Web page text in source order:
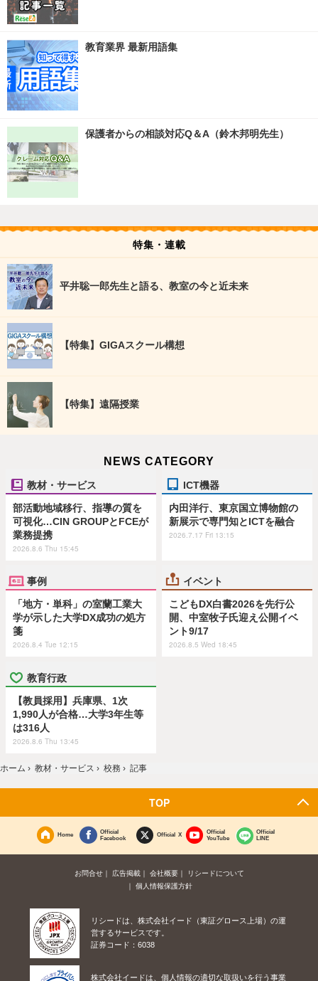
教育業界 最新用語集
保護者からの相談対応Q＆A（鈴木邦明先生）
特集・連載
平井聡一郎先生と語る、教室の今と近未来
【特集】GIGAスクール構想
【特集】遠隔授業
NEWS CATEGORY
教材・サービス
部活動地域移行、指導の質を
可視化…CIN GROUPとFCEが
業務提携
2026.8.6 Thu 15:45
ICT機器
内田洋行、東京国立博物館の
新展示で専門知とICTを融合
2026.7.17 Fri 13:15
事例
「地方・単科」の室蘭工業大
学が示した大学DX成功の処方
箋
2026.8.4 Tue 12:15
イベント
こどもDX白書2026を先行公
開、中室牧子氏迎え公開イベ
ント9/17
2026.8.5 Wed 18:45
教育行政
【教員採用】兵庫県、1次
1,990人が合格…大学3年生等
は316人
2026.8.6 Thu 13:45
ホーム › 教材・サービス › 校務 › 記事
TOP
Home
Official
Facebook
Official X
Official
YouTube
Official
LINE
お問合せ 広告掲載 会社概要
リシードについて
個人情報保護方針
リシードは、株式会社イード（東証グロース上場）の運
営するサービスです。
証券コード：6038
株式会社イードは、個人情報の適切な取扱いを行う事業